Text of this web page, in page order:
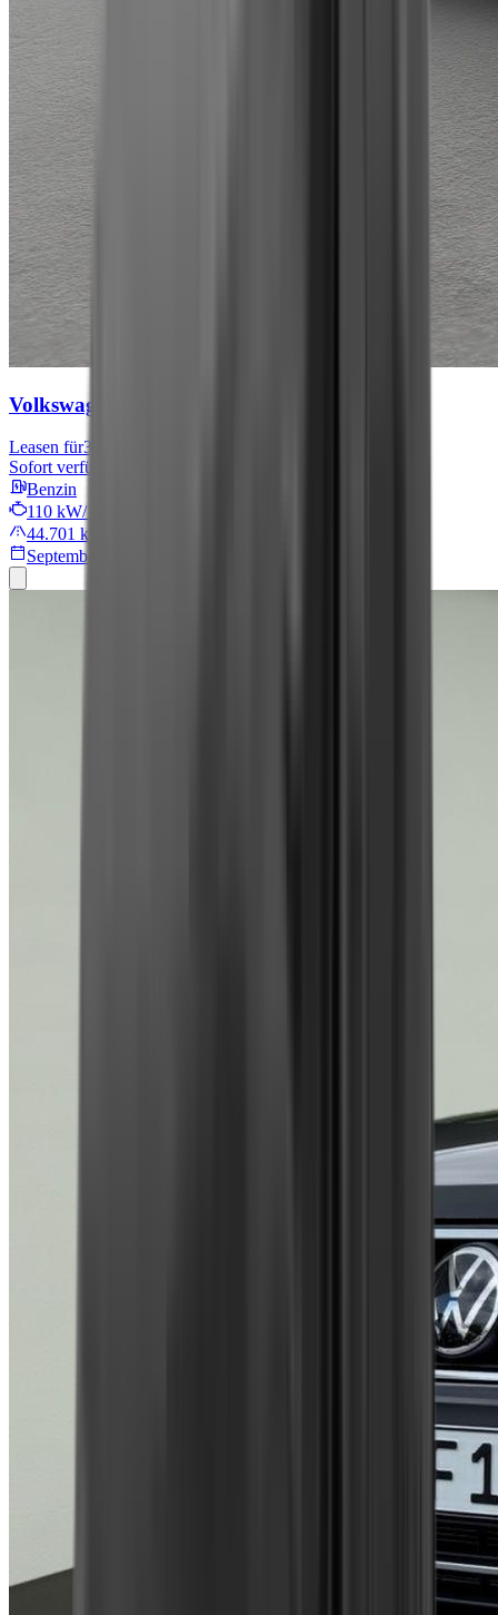
Volkswagen Tiguan
Leasen für301 € mtl.
Sofort verfügbar
Benzin
110 kW/149 PS
44.701 km
September 2024